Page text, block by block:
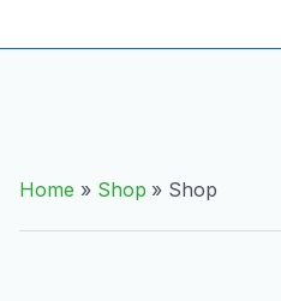
Home Shop Shop